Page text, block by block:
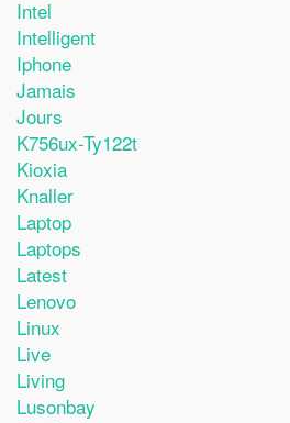
Intel
Intelligent
Iphone
Jamais
Jours
K756ux-Ty122t
Kioxia
Knaller
Laptop
Laptops
Latest
Lenovo
Linux
Live
Living
Lusonbay